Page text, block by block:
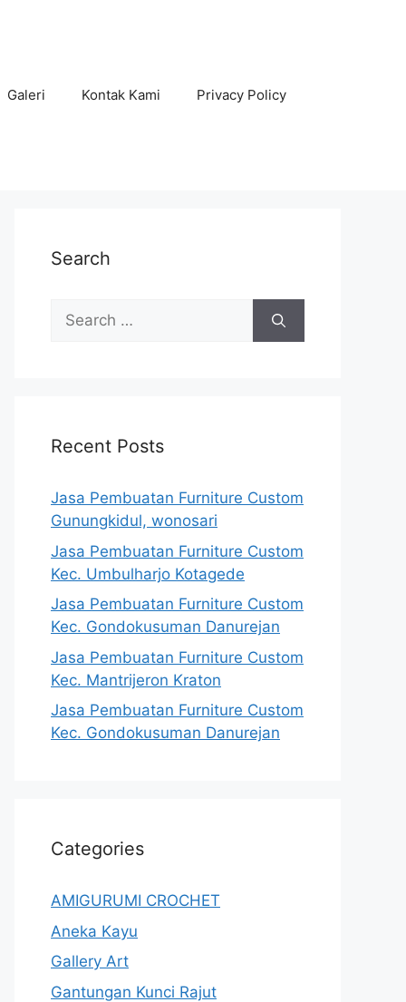
Galeri Kontak Kami Privacy Policy
Search
Search
for:
Recent Posts
Jasa Pembuatan Furniture Custom
Gunungkidul, wonosari
Jasa Pembuatan Furniture Custom
Kec. Umbulharjo Kotagede
Jasa Pembuatan Furniture Custom
Kec. Gondokusuman Danurejan
Jasa Pembuatan Furniture Custom
Kec. Mantrijeron Kraton
Jasa Pembuatan Furniture Custom
Kec. Gondokusuman Danurejan
Categories
AMIGURUMI CROCHET
Aneka Kayu
Gallery Art
Gantungan Kunci Rajut